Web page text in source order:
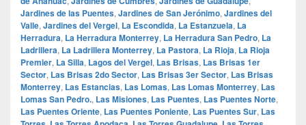
Jardines de las Puentes, Jardines de San Jerónimo, Jardines del
Valle, Jardines del Vergel, La Escondida, La Estanzuela, La
Herradura, La Herradura Monterrey, La Herradura San Pedro, La
Ladrillera, La Ladrillera Monterrey, La Pastora, La Rioja, La Rioja
Premier, La Silla, Lagos del Vergel, Las Brisas, Las Brisas 1er
Sector, Las Brisas 2do Sector, Las Brisas 3er Sector, Las Brisas
Monterrey, Las Estancias, Las Lomas, Las Lomas Monterrey, Las
Lomas San Pedro., Las Misiones, Las Puentes, Las Puentes Norte,
Las Puentes Oriente, Las Puentes Poniente, Las Puentes Sur, Las